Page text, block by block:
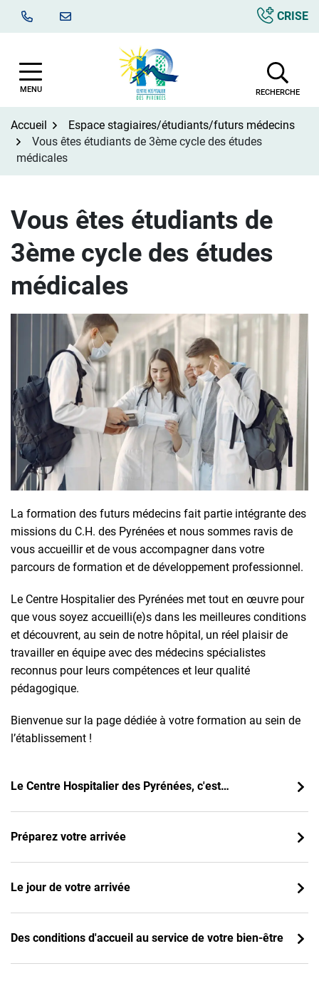
CRISE
MENU RECHERCHE
Accueil
Espace stagiaires/étudiants/futurs médecins
Vous êtes étudiants de 3ème cycle des études
médicales
Vous êtes étudiants de
3ème cycle des études
médicales
La formation des futurs médecins fait partie intégrante des
missions du C.H. des Pyrénées et nous sommes ravis de
vous accueillir et de vous accompagner dans votre
parcours de formation et de développement professionnel.
Le Centre Hospitalier des Pyrénées met tout en œuvre pour
que vous soyez accueilli(e)s dans les meilleures conditions
et découvrent, au sein de notre hôpital, un réel plaisir de
travailler en équipe avec des médecins spécialistes
reconnus pour leurs compétences et leur qualité
pédagogique.
Bienvenue sur la page dédiée à votre formation au sein de
l’établissement !
Le Centre Hospitalier des Pyrénées, c'est…
Préparez votre arrivée
Le jour de votre arrivée
Des conditions d'accueil au service de votre bien-être